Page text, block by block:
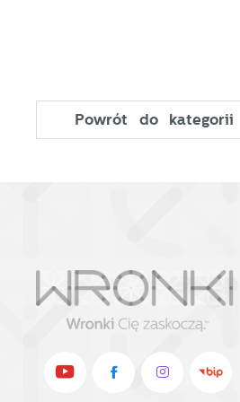
Powrót do kategorii